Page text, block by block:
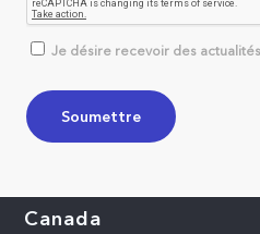
Je désire recevoir des
Canada